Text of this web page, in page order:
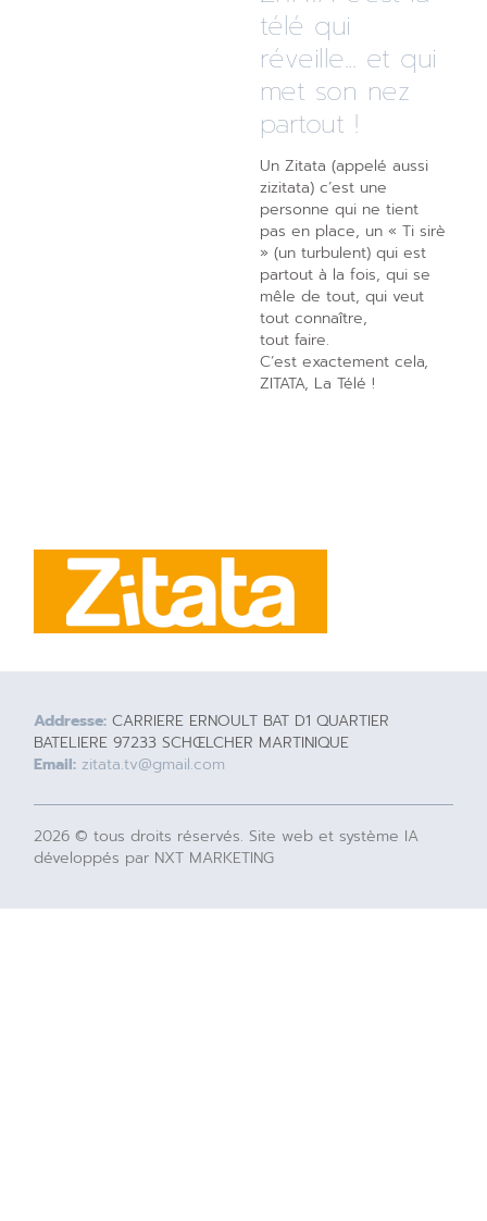
télé qui
réveille... et qui
met son nez
partout !
Un Zitata (appelé aussi
zizitata) c’est une
personne qui ne tient
pas en place, un « Ti sirè
» (un turbulent) qui est
partout à la fois, qui se
mêle de tout, qui veut
tout connaître,
tout faire.
C’est exactement cela,
ZITATA, La Télé !
Addresse: CARRIERE ERNOULT BAT D1 QUARTIER
BATELIERE 97233 SCHŒLCHER MARTINIQUE
Email: zitata.tv@gmail.com
2026 © tous droits réservés. Site web et système IA
développés par NXT MARKETING